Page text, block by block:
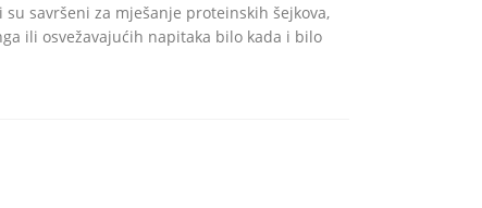
su savršeni za mješanje proteinskih šejkova,
ili osvežavajućih napitaka bilo kada i bilo